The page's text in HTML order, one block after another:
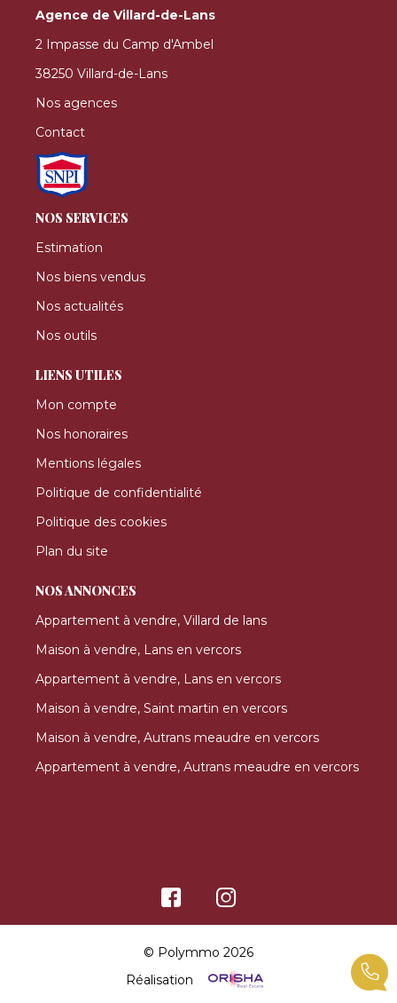
Agence de Villard-de-Lans
2 Impasse du Camp d'Ambel
38250 Villard-de-Lans
Nos agences
Contact
NOS SERVICES
Estimation
Nos biens vendus
Nos actualités
Nos outils
LIENS UTILES
Mon compte
Nos honoraires
Mentions légales
Politique de confidentialité
Politique des cookies
Plan du site
NOS ANNONCES
Appartement à vendre, Villard de lans
Maison à vendre, Lans en vercors
Appartement à vendre, Lans en vercors
Maison à vendre, Saint martin en vercors
Maison à vendre, Autrans meaudre en vercors
Appartement à vendre, Autrans meaudre en vercors
© Polymmo 2026
Réalisation